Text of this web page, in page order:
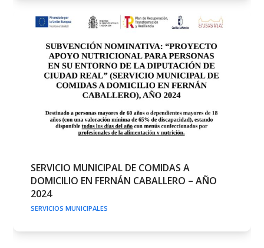
SERVICIO MUNICIPAL DE COMIDAS A
DOMICILIO EN FERNÁN CABALLERO – AÑO
2024
SERVICIOS MUNICIPALES